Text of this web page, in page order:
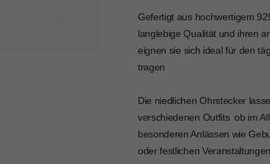
Gefertigt aus hochwertigem
langlebige Qualität und ihren
eignen sie sich ideal für den
tragen
Die niedlichen Ohrstecker
verschiedenen Outfits  ob im
besonderen Anlässen wie
oder festlichen Veranstaltungen